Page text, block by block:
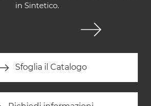
in Sintetico.
Sfoglia il Catalogo